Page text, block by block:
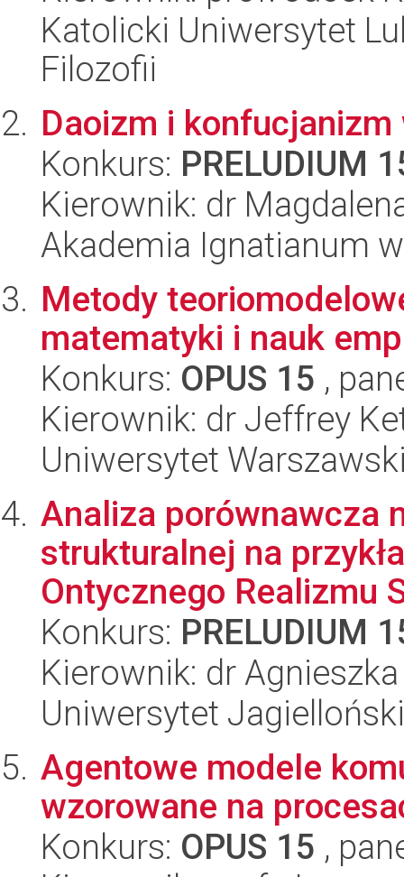
Katolicki Uniwersytet
Filozofii
Daoizm i
Konkurs: PRELUDIUM
Kierownik: dr
Akademia Ignatianum
Metody
matematyki i nauk
Konkurs: OPUS 15 ,
Kierownik: dr Jeffrey
Uniwersytet
Analiza porównawcza
strukturalnej na
Ontycznego Realizmu
Konkurs: PRELUDIUM
Kierownik: dr
Uniwersytet
Agentowe modele
wzorowane na
Konkurs: OPUS 15 ,